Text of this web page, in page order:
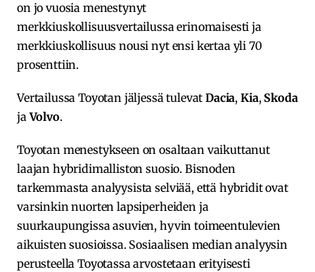
on jo vuosia menestynyt
merkkiuskollisuusvertailussa erinomaisesti ja
merkkiuskollisuus nousi nyt ensi kertaa yli 70
prosenttiin.
Vertailussa Toyotan jäljessä tulevatDacia, Kia, Skoda
jaVolvo.
Toyotan menestykseen on osaltaan vaikuttanut
laajan hybridimalliston suosio. Bisnoden
tarkemmasta analyysista selviää, että hybridit ovat
varsinkin nuorten lapsiperheiden ja
suurkaupungissa asuvien, hyvin toimeentulevien
aikuisten suosioissa. Sosiaalisen median analyysin
perusteella Toyotassa arvostetaan erityisesti